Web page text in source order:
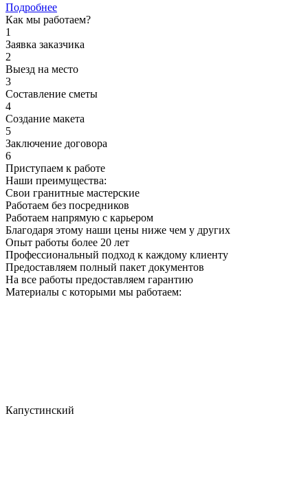
Подробнее
Как мы работаем?
1
Заявка заказчика
2
Выезд на место
3
Составление сметы
4
Создание макета
5
Заключение договора
6
Приступаем к работе
Наши преимущества:
Свои гранитные мастерские
Работаем без посредников
Работаем напрямую с карьером
Благодаря этому наши цены ниже чем у других
Опыт работы более 20 лет
Профессиональный подход к каждому клиенту
Предоставляем полный пакет документов
На все работы предоставляем гарантию
Материалы с которыми мы работаем:
Капустинский